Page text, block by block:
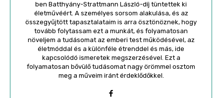
ben Batthyány-Strattmann László-díj tüntettek ki
életművéért. A személyes sorsom alakulása, és az
összegyűjtött tapasztalataim is arra ösztönöznek, hogy
tovább folytassam ezt a munkát, és folyamatosan
növeljem a tudásomat az emberi test működésével, az
életmóddal és a különféle étrenddel és más, ide
kapcsolódó ismeretek megszerzésével. Ezt a
folyamatosan bővülő tudásomat nagy örömmel osztom
meg a műveim iránt érdeklődőkkel.